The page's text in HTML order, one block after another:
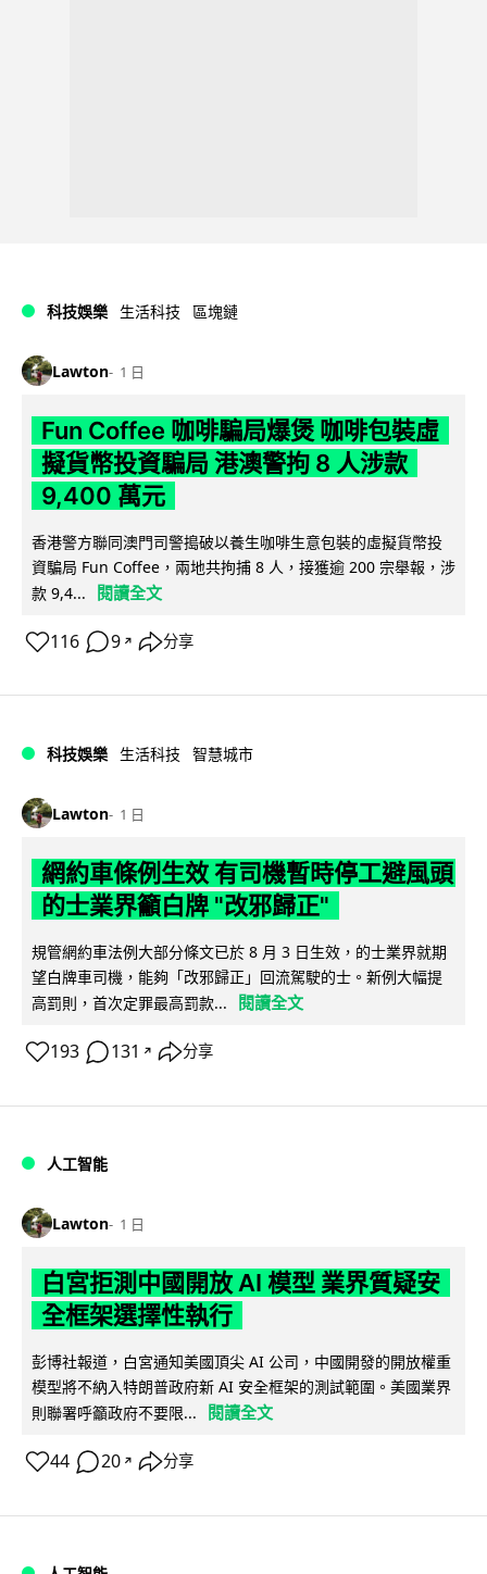
科技娛樂 生活科技 區塊鏈
Lawton 1 日
Fun Coffee 咖啡騙局爆煲 咖啡包裝虛
擬貨幣投資騙局 港澳警拘 8 人涉款
9,400 萬元
香港警方聯同澳門司警搗破以養生咖啡生意包裝的虛擬貨幣投
資騙局 Fun Coffee，兩地共拘捕 8 人，接獲逾 200 宗舉報，涉
款 9,4...
閱讀全文
116 9 ↗ 分享
科技娛樂 生活科技 智慧城市
Lawton 1 日
網約車條例生效 有司機暫時停工避風頭
的士業界籲白牌 "改邪歸正"
規管網約車法例大部分條文已於 8 月 3 日生效，的士業界就期
望白牌車司機，能夠「改邪歸正」回流駕駛的士。新例大幅提
高罰則，首次定罪最高罰款...
閱讀全文
193 131 ↗ 分享
人工智能
Lawton 1 日
白宮拒測中國開放 AI 模型 業界質疑安
全框架選擇性執行
彭博社報道，白宮通知美國頂尖 AI 公司，中國開發的開放權重
模型將不納入特朗普政府新 AI 安全框架的測試範圍。美國業界
則聯署呼籲政府不要限...
閱讀全文
44 20 ↗ 分享